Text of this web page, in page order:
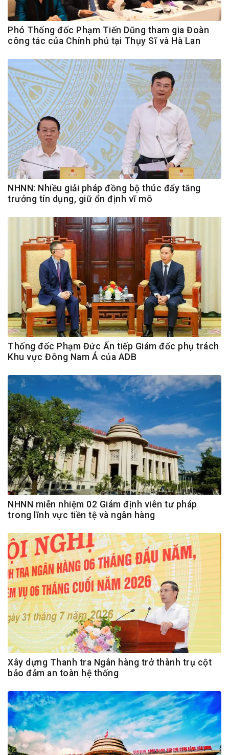
Phó Thống đốc Phạm Tiến Dũng tham gia Đoàn
công tác của Chính phủ tại Thụy Sĩ và Hà Lan
NHNN: Nhiều giải pháp đồng bộ thúc đẩy tăng
trưởng tín dụng, giữ ổn định vĩ mô
Thống đốc Phạm Đức Ấn tiếp Giám đốc phụ trách
Khu vực Đông Nam Á của ADB
NHNN miễn nhiệm 02 Giám định viên tư pháp
trong lĩnh vực tiền tệ và ngân hàng
Xây dựng Thanh tra Ngân hàng trở thành trụ cột
bảo đảm an toàn hệ thống